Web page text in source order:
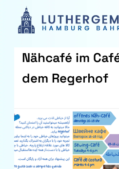
Nähcafé im
dem Regerhof